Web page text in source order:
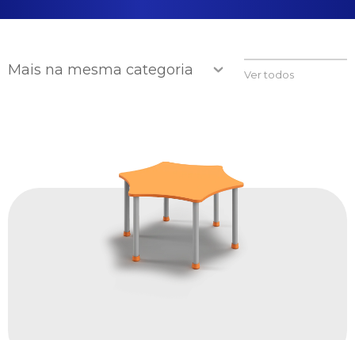
Mais na mesma categoria Ver todos